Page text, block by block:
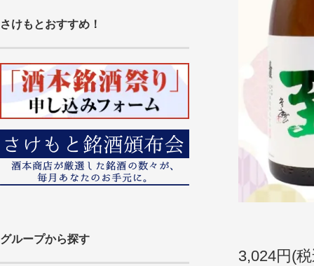
さけもとおすすめ！
グループから探す
3,024円(